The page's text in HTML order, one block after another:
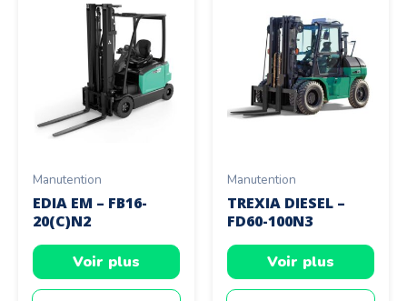
Manutention
EDIA EM – FB16-
20(C)N2
Voir plus
Manutention
TREXIA DIESEL –
FD60-100N3
Voir plus